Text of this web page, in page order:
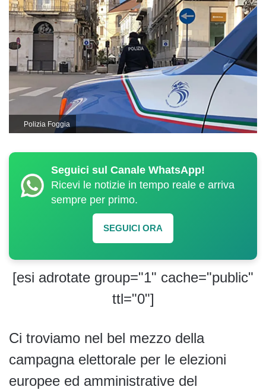
Polizia Foggia
Seguici sul Canale WhatsApp!
Ricevi le notizie in tempo reale e arriva
sempre per primo.
SEGUICI ORA
[esi adrotate group="1" cache="public"
ttl="0"]
Ci troviamo nel bel mezzo della
campagna elettorale per le elezioni
europee ed amministrative del